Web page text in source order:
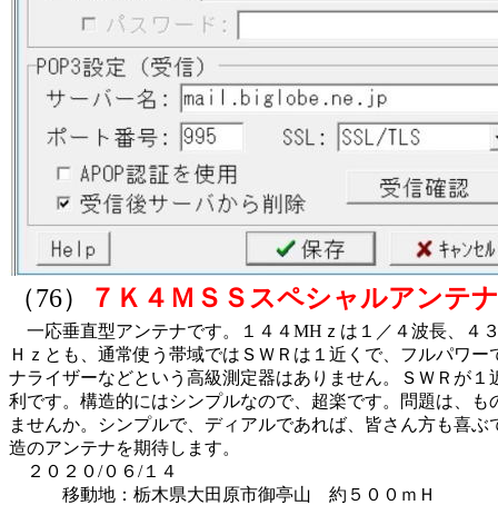
（76） ７Ｋ４ＭＳＳスペシャルアンテナ
一応垂直型アンテナです。１４４MHｚは１／４波長、４
Ｈｚとも、通常使う帯域ではＳＷＲは１近くで、フルパワ
ナライザーなどという高級測定器はありません。ＳＷＲが
利です。構造的にはシンプルなので、超楽です。問題は、
ませんか。シンプルで、ディアルであれば、皆さん方も喜
造のアンテナを期待します。
２０２０/０６/１４
移動地：栃木県大田原市御亭山 約５００ｍＨ